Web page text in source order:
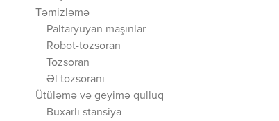
Təmizləmə
Paltaryuyan maşınlar
Robot-tozsoran
Tozsoran
Əl tozsoranı
Ütüləmə və geyimə qulluq
Buxarlı stansiya